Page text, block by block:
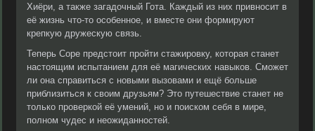
Хиёри, а также загадочный Гота. Каждый из них привносит в
её жизнь что-то особенное, и вместе они формируют
крепкую дружескую связь.
Теперь Соре предстоит пройти стажировку, которая станет
настоящим испытанием для её магических навыков. Сможет
ли она справиться с новыми вызовами и ещё больше
приблизиться к своим друзьям? Это путешествие станет не
только проверкой её умений, но и поиском себя в мире,
полном чудес и неожиданностей.